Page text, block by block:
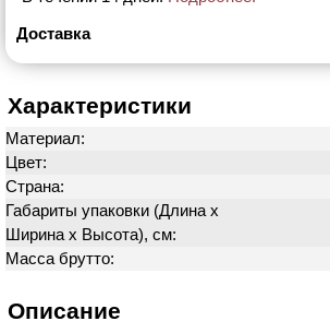
Доставка
Характеристики
Материал:
Цвет:
Страна:
Габариты упаковки (Длина х
Ширина х Высота), см:
Масса брутто:
Описание